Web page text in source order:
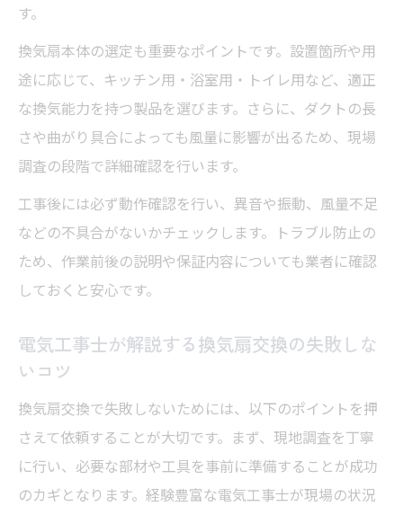
す。
換気扇本体の選定も重要なポイントです。設置箇所や用
途に応じて、キッチン用・浴室用・トイレ用など、適正
な換気能力を持つ製品を選びます。さらに、ダクトの長
さや曲がり具合によっても風量に影響が出るため、現場
調査の段階で詳細確認を行います。
工事後には必ず動作確認を行い、異音や振動、風量不足
などの不具合がないかチェックします。トラブル防止の
ため、作業前後の説明や保証内容についても業者に確認
しておくと安心です。
電気工事士が解説する換気扇交換の失敗しな
いコツ
換気扇交換で失敗しないためには、以下のポイントを押
さえて依頼することが大切です。まず、現地調査を丁寧
に行い、必要な部材や工具を事前に準備することが成功
のカギとなります。経験豊富な電気工事士が現場の状況